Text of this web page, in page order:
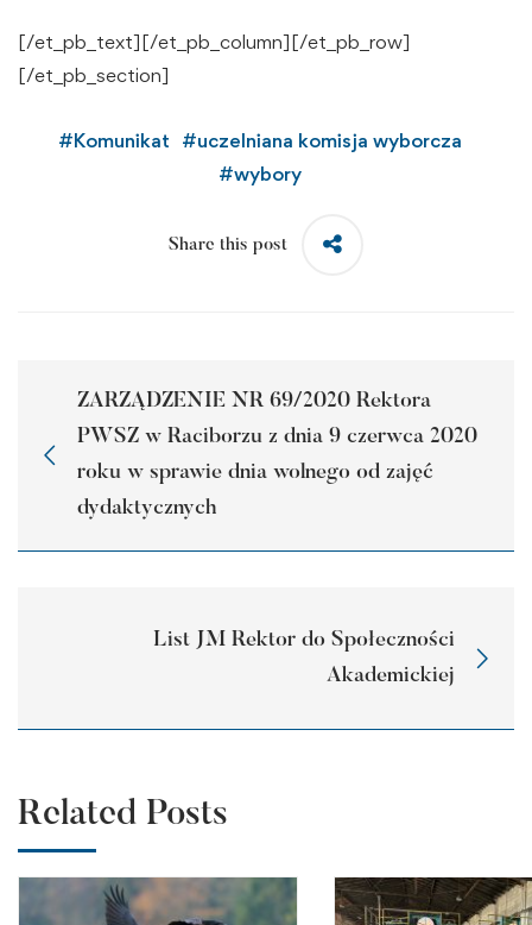
[/et_pb_text][/et_pb_column][/et_pb_row]
[/et_pb_section]
#Komunikat #uczelniana komisja wyborcza
#wybory
Share this post
ZARZĄDZENIE NR 69/2020 Rektora
PWSZ w Raciborzu z dnia 9 czerwca 2020
roku w sprawie dnia wolnego od zajęć
dydaktycznych
List JM Rektor do Społeczności
Akademickiej
Related Posts